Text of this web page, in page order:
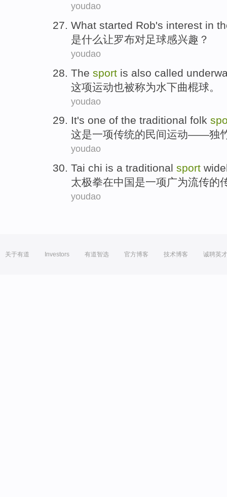
youdao
What started Rob's interest in
是什么让罗布对足球感兴趣？
youdao
The sport is also called
这项运动也被称为水下曲棍球。
youdao
It's one of the traditional folk
这是一项传统的民间运动——独
youdao
Tai chi is a traditional sport
太极拳在中国是一项广为流传的
youdao
关于有道 Investors 有道智选 官方博客 技术博客 诚聘英才